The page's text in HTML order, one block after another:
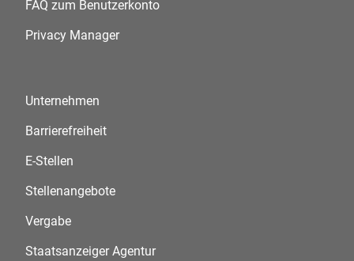
FAQ zum Benutzerkonto
Privacy Manager
Unternehmen
Barrierefreiheit
E-Stellen
Stellenangebote
Vergabe
Staatsanzeiger Agentur